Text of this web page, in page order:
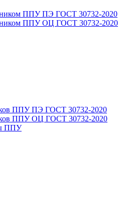
ППУ ПЭ ГОСТ 30732-2020
ППУ ОЦ ГОСТ 30732-2020
ППУ ПЭ ГОСТ 30732-2020
ППУ ОЦ ГОСТ 30732-2020
ППУ